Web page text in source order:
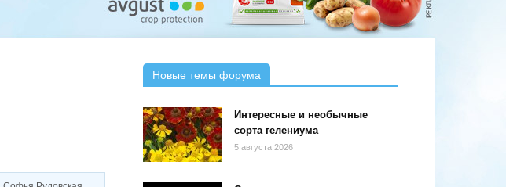
Новые темы форума
Интересные и необычные
сорта гелениума
5 августа 2026